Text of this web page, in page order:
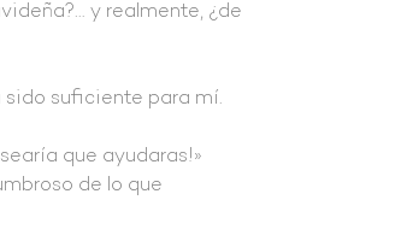
y realmente, ¿de
suficiente para mí.
que ayudaras!»
de lo que